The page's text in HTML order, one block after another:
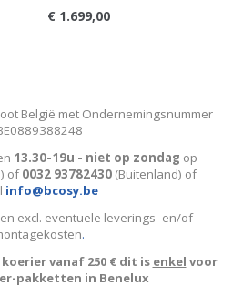
€ 1.699,00
België met Ondernemingsnummer
13.30-19u - niet op zondag op
of0032 93782430 (Buitenland) of
info@bcosy.be
en excl. eventuele leverings- en/of
.
vanaf 250 € dit is enkel voor
pakketten in Benelux